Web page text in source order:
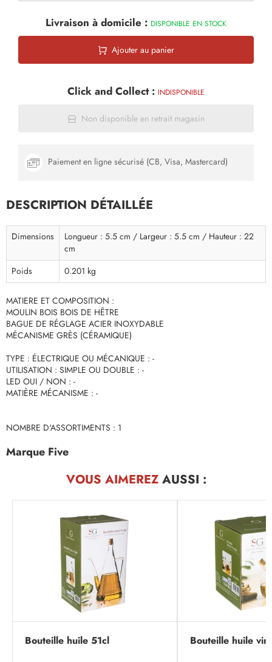
Livraison à domicile : DISPONIBLE EN STOCK
Ajouter au panier
Click and Collect : INDISPONIBLE
Non disponible en retrait magasin
Paiement en ligne sécurisé (CB, Visa, Mastercard)
DESCRIPTION DÉTAILLÉE
Dimensions
Longueur : 5.5 cm / Largeur : 5.5 cm / Hauteur : 22
cm
Poids
0.201 kg
MATIERE ET COMPOSITION :
MOULIN BOIS BOIS DE HÊTRE
BAGUE DE RÉGLAGE ACIER INOXYDABLE
MÉCANISME GRÈS (CÉRAMIQUE)
TYPE : ÉLECTRIQUE OU MÉCANIQUE : -
UTILISATION : SIMPLE OU DOUBLE : -
LED OUI / NON : -
MATIÈRE MÉCANISME : -
NOMBRE D'ASSORTIMENTS : 1
Marque Five
VOUS AIMEREZAUSSI :
Bouteille huile 51cl Bouteille huile